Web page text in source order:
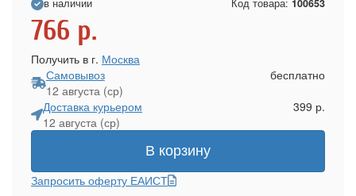
в наличии Код товара: 100653
766 р.
Получить в г. Москва
Самовывоз
12 августа (ср)
бесплатно
Доставка курьером
12 августа (ср)
399 р.
В корзину
Запросить оферту ЕАИСТ